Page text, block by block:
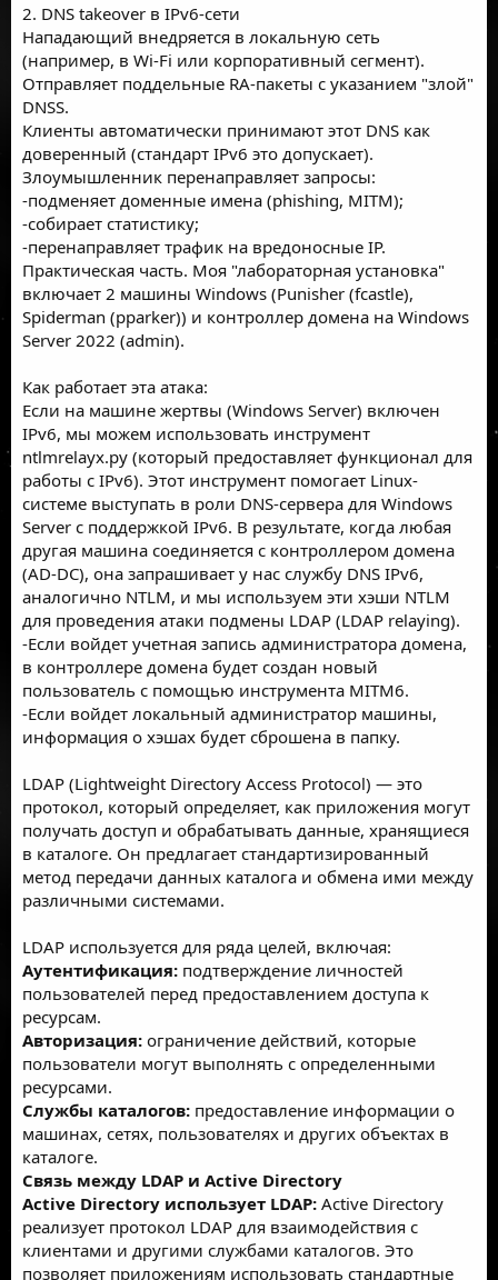
2. DNS takeover в IPv6-сети
Нападающий внедряется в локальную сеть
(например, в Wi-Fi или корпоративный сегмент).
Отправляет поддельные RA-пакеты с указанием "злой"
DNSS.
Клиенты автоматически принимают этот DNS как
доверенный (стандарт IPv6 это допускает).
Злоумышленник перенаправляет запросы:
-подменяет доменные имена (phishing, MITM);
-собирает статистику;
-перенаправляет трафик на вредоносные IP.
Практическая часть. Моя "лабораторная установка"
включает 2 машины Windows (Punisher (fcastle),
Spiderman (pparker)) и контроллер домена на Windows
Server 2022 (admin).
Как работает эта атака:
Если на машине жертвы (Windows Server) включен
IPv6, мы можем использовать инструмент
ntlmrelayx.py (который предоставляет функционал для
работы с IPv6). Этот инструмент помогает Linux-
системе выступать в роли DNS-сервера для Windows
Server с поддержкой IPv6. В результате, когда любая
другая машина соединяется с контроллером домена
(AD-DC), она запрашивает у нас службу DNS IPv6,
аналогично NTLM, и мы используем эти хэши NTLM
для проведения атаки подмены LDAP (LDAP relaying).
-Если войдет учетная запись администратора домена,
в контроллере домена будет создан новый
пользователь с помощью инструмента MITM6.
-Если войдет локальный администратор машины,
информация о хэшах будет сброшена в папку.
LDAP (Lightweight Directory Access Protocol) — это
протокол, который определяет, как приложения могут
получать доступ и обрабатывать данные, хранящиеся
в каталоге. Он предлагает стандартизированный
метод передачи данных каталога и обмена ими между
различными системами.
LDAP используется для ряда целей, включая:
Аутентификация: подтверждение личностей
пользователей перед предоставлением доступа к
ресурсам.
Авторизация: ограничение действий, которые
пользователи могут выполнять с определенными
ресурсами.
Службы каталогов: предоставление информации о
машинах, сетях, пользователях и других объектах в
каталоге.
Связь между LDAP и Active Directory
Active Directory использует LDAP: Active Directory
реализует протокол LDAP для взаимодействия с
клиентами и другими службами каталогов. Это
позволяет приложениям использовать стандартные